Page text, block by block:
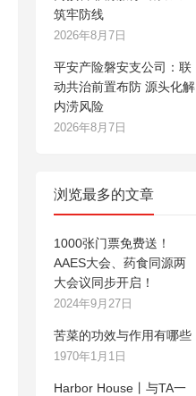
筑牢防线
2026年8月7日
平安产险磐安支公司：联
动共治前置布防 源头化解
内涝风险
2026年8月7日
浏览最多的文章
1000张门票免费送！
AAES大会、药食同源两
大会议同步开启！
2024年9月27日
苦菜的功效与作用有哪些
1970年1月1日
Harbor House丨与TA一